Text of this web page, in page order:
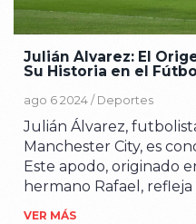
Julián Álvarez: El
Su Historia en el
ago 6 2024 / Deportes
Julián Álvarez,
Manchester City, es
Este apodo, originado
hermano Rafael,
de balón. Celebrando
VER MÁS